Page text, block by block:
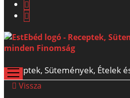
Receptek, Sütemények, Ételek
open
menu
Vissza